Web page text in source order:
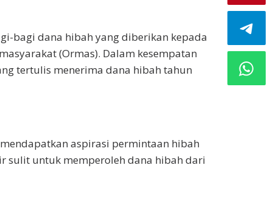
bagi dana hibah yang diberikan kepada
(Ormas). Dalam kesempatan
tertulis menerima dana hibah tahun
aspirasi permintaan hibah
sulit untuk memperoleh dana hibah dari